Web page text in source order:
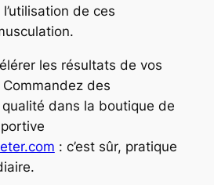
de ces
les résultats de vos
des
dans la boutique de
: c’est sûr, pratique